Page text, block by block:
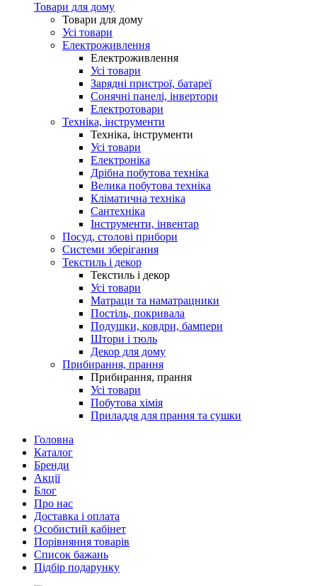
Товари для дому
Товари для дому
Усі товари
Електроживлення
Електроживлення
Усі товари
Зарядні пристрої, батареї
Сонячні панелі, інвертори
Електротовари
Техніка, інструменти
Техніка, інструменти
Усі товари
Електроніка
Дрібна побутова техніка
Велика побутова техніка
Кліматична техніка
Сантехніка
Інструменти, інвентар
Посуд, столові прибори
Системи зберігання
Текстиль і декор
Текстиль і декор
Усі товари
Матраци та наматрацники
Постіль, покривала
Подушки, ковдри, бампери
Штори і тюль
Декор для дому
Прибирання, прання
Прибирання, прання
Усі товари
Побутова хімія
Приладдя для прання та сушки
Головна
Каталог
Бренди
Акції
Блог
Про нас
Доставка і оплата
Особистий кабінет
Порівняння товарів
Список бажань
Підбір подарунку